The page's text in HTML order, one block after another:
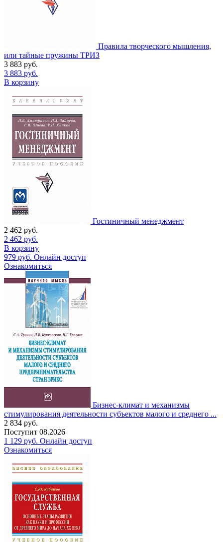
Правила творческого мышления,
или тайные пружины ТРИЗ
3 883 руб.
3 883 руб.
В корзину
Гостиничный менеджмент
2 462 руб.
2 462 руб.
В корзину
979 руб. Онлайн доступ
Ознакомиться
Бизнес-климат и механизмы
стимулирования деятельности субъектов малого и среднего ...
2 834 руб.
Поступит 08.2026
1 129 руб. Онлайн доступ
Ознакомиться